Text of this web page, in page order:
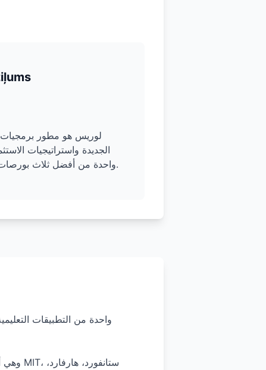
لوريس هو مطور برمجيات
الجديدة واستراتيجيات
واحدة من أفضل ثلاث بورصات للعملات الرقمية في العالم.